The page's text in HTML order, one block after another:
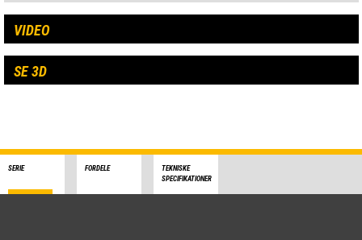
VIDEO
SE 3D
SERIE FORDELE
TEKNISKE
SPECIFIKATIONER